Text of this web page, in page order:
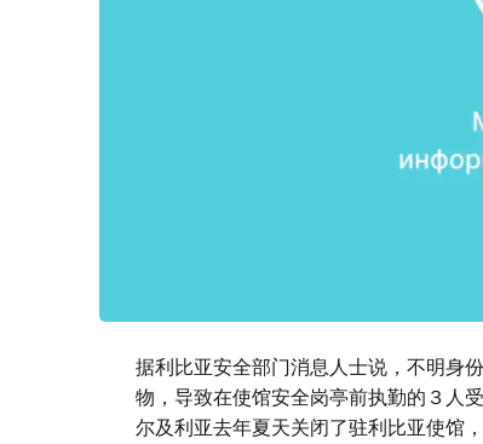
据利比亚安全部门消息人士说，不明身
物，导致在使馆安全岗亭前执勤的３人
尔及利亚去年夏天关闭了驻利比亚使馆